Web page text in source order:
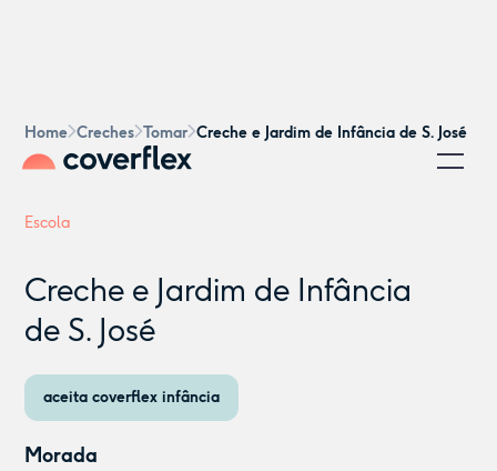
Home Creches Tomar Creche e Jardim de Infância de S. José
Escola
Creche e Jardim de Infância
de S. José
aceita coverflex infância
Morada